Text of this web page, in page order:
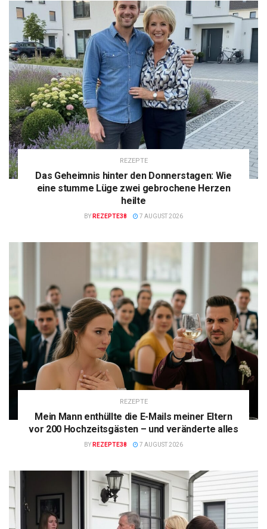
REZEPTE
Das Geheimnis hinter den Donnerstagen: Wie
eine stumme Lüge zwei gebrochene Herzen
heilte
BY REZEPTE38 7 AUGUST 2026
REZEPTE
Mein Mann enthüllte die E-Mails meiner Eltern
vor 200 Hochzeitsgästen – und veränderte alles
BY REZEPTE38 7 AUGUST 2026